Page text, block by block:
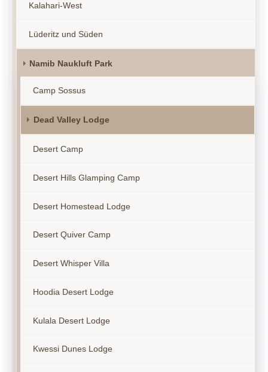
Kalahari-West
Lüderitz und Süden
Namib Naukluft Park
Camp Sossus
Dead Valley Lodge
Desert Camp
Desert Hills Glamping Camp
Desert Homestead Lodge
Desert Quiver Camp
Desert Whisper Villa
Hoodia Desert Lodge
Kulala Desert Lodge
Kwessi Dunes Lodge